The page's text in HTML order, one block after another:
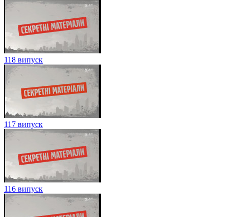
118 випуск
117 випуск
116 випуск